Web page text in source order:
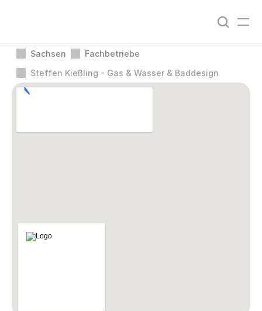
Sachsen
Fachbetriebe
Steffen Kießling - Gas & Wasser & Baddesign